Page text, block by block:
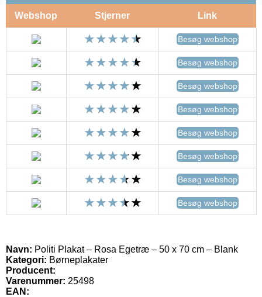
Webshop Stjerner Link
Besøg webshop
Besøg webshop
Besøg webshop
Besøg webshop
Besøg webshop
Besøg webshop
Besøg webshop
Besøg webshop
Navn: Politi Plakat – Rosa Egetræ – 50 x 70 cm – Blank
Kategori: Børneplakater
Producent:
Varenummer: 25498
EAN: